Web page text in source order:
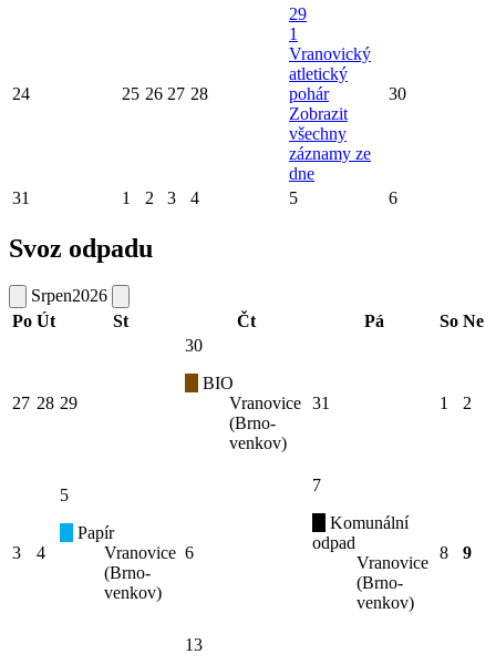
24 25 26 27 28
29
1
Vranovický
atletický
pohár
Zobrazit
všechny
záznamy ze
dne
30
31 1 2 3 4 5 6
Svoz odpadu
Srpen2026
Po Út St Čt Pá So Ne
27 28 29
30
BIO
Vranovice
(Brno-
venkov)
31 1 2
3 4
5
Papír
Vranovice
(Brno-
venkov)
6
7
Komunální
odpad
Vranovice
(Brno-
venkov)
8 9
13